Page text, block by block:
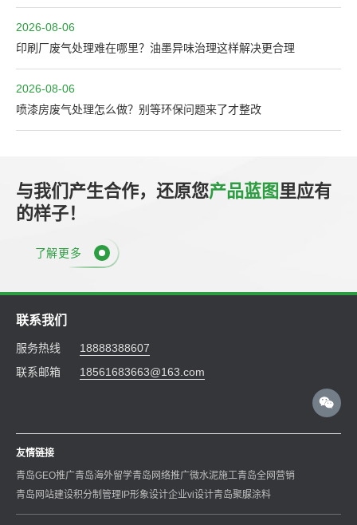
2026-08-06
印刷厂废气处理难在哪里？油墨异味治理这样解决更合理
2026-08-06
喷漆房废气处理怎么做？别等环保问题来了才整改
与我们产生合作，还原您产品蓝图里应有
的样子！
了解更多
联系我们
服务热线
18888388607
联系邮箱
18561683663@163.com
友情链接
青岛GEO推广青岛海外留学青岛网络推广微水泥施工青岛全网营销
青岛网站建设积分制管理 IP形象设计企业vi设计青岛聚脲涂料